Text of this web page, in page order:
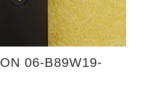
06-B89W19-